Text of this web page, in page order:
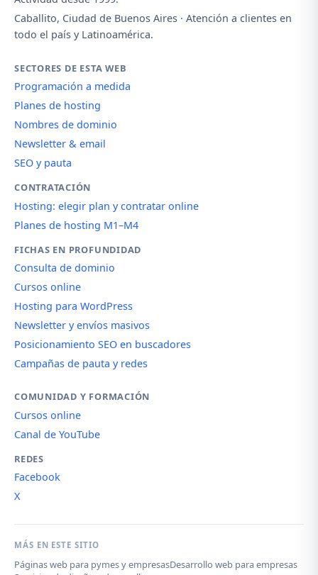
Caballito, Ciudad de Buenos Aires · Atención a clientes en
todo el país y Latinoamérica.
SECTORES DE ESTA WEB
Programación a medida
Planes de hosting
Nombres de dominio
Newsletter & email
SEO y pauta
CONTRATACIÓN
Hosting: elegir plan y contratar online
Planes de hosting M1–M4
FICHAS EN PROFUNDIDAD
Consulta de dominio
Cursos online
Hosting para WordPress
Newsletter y envíos masivos
Posicionamiento SEO en buscadores
Campañas de pauta y redes
COMUNIDAD Y FORMACIÓN
Cursos online
Canal de YouTube
REDES
Facebook
X
MÁS EN ESTE SITIO
Páginas web para pymes y empresasDesarrollo web para empresas